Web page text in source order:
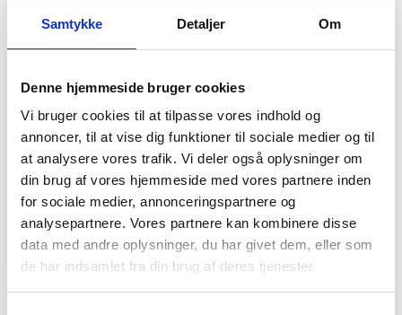
Samtykke Detaljer Om
Denne hjemmeside bruger cookies
Vi bruger cookies til at tilpasse vores indhold og
annoncer, til at vise dig funktioner til sociale medier og til
at analysere vores trafik. Vi deler også oplysninger om
din brug af vores hjemmeside med vores partnere inden
for sociale medier, annonceringspartnere og
analysepartnere. Vores partnere kan kombinere disse
data med andre oplysninger, du har givet dem, eller som
de har indsamlet fra din brug af deres tjenester.
Hydraulikolier
Beskrivelse:
Højtydende multigrad
slidbeskyttende egenskaber.
Produktbeskrivelse:
DK
Sikkerhedsdatablad:
DK EN
Unil Lubricants - HVD 32